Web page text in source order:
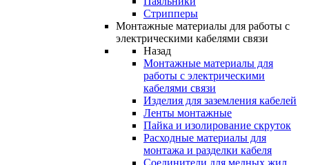
Стрипперы
Монтажные материалы для работы с
электрическими кабелями связи
Назад
Монтажные материалы для
работы с электрическими
кабелями связи
Изделия для заземления кабелей
Ленты монтажные
Пайка и изолирование скруток
Расходные материалы для
монтажа и разделки кабеля
Соединители для медных жил